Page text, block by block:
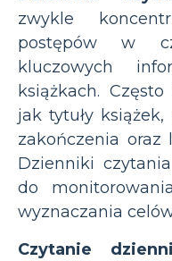
zwykle
postępów w
kluczowych
książkach.
jak tytuły
zakończenia oraz
Dzienniki
do
wyznaczania
Czytanie